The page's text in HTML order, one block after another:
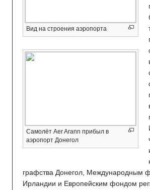
Вид на строения аэропорта
Самолёт Aer Arann прибыл в
аэропорт Донегол
графства Донегол, Международным
Ирландии и Европейским фондом